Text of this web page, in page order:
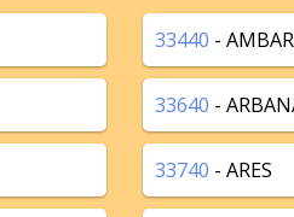
33440 -
33640 -
33740 - ARES